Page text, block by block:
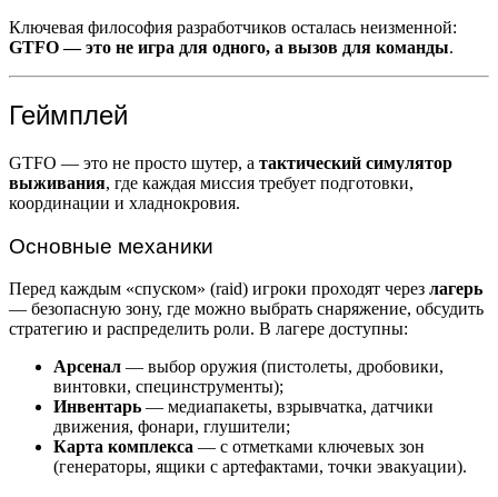
Ключевая философия разработчиков осталась неизменной:
GTFO — это не игра для одного, а вызов для команды.
Геймплей
GTFO — это не просто шутер, а тактический симулятор
выживания, где каждая миссия требует подготовки,
координации и хладнокровия.
Основные механики
Перед каждым «спуском» (raid) игроки проходят через лагерь
— безопасную зону, где можно выбрать снаряжение, обсудить
стратегию и распределить роли. В лагере доступны:
Арсенал — выбор оружия (пистолеты, дробовики,
винтовки, специнструменты);
Инвентарь — медиапакеты, взрывчатка, датчики
движения, фонари, глушители;
Карта комплекса — с отметками ключевых зон
(генераторы, ящики с артефактами, точки эвакуации).